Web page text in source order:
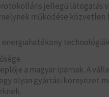
jellegű látogatás
működése közvetlen
energiahatékony
a magyar iparnak. A
olyan gyártási